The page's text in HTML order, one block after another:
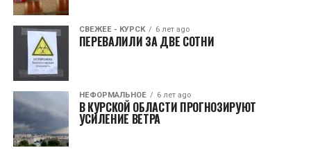
СВЕЖЕЕ - КУРСК 6 лет ago
ПЕРЕВАЛИЛИ ЗА ДВЕ СОТНИ
НЕФОРМАЛЬНОЕ 6 лет ago
В КУРСКОЙ ОБЛАСТИ ПРОГНОЗИРУЮТ
УСИЛЕНИЕ ВЕТРА